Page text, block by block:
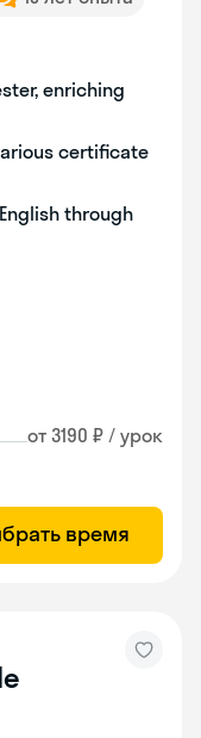
enriching
certificate
through
от 3190 ₽ / урок
время